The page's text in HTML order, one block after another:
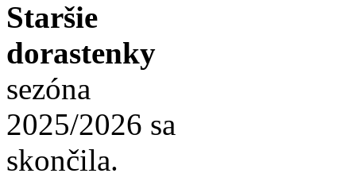
Staršie
dorastenky
sezóna
2025/2026 sa
skončila.